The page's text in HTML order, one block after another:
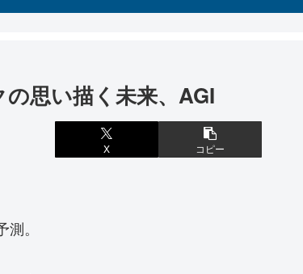
思い描く未来、AGI
X コピー
。